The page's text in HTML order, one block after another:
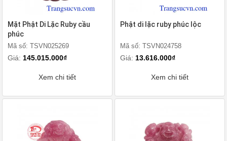
Mặt Phật Di Lặc Ruby cầu
phúc
Mã số: TSVN025269
Giá: 145.015.000₫
Xem chi tiết
Phật di lặc ruby phúc lộc
Mã số: TSVN024758
Giá: 13.616.000₫
Xem chi tiết